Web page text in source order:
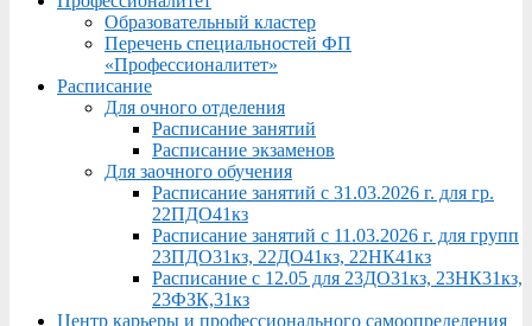
Образовательный кластер
Перечень специальностей ФП
«Профессионалитет»
Расписание
Для очного отделения
Расписание занятий
Расписание экзаменов
Для заочного обучения
Расписание занятий с 31.03.2026 г. для гр.
22ПДО41кз
Расписание занятий с 11.03.2026 г. для групп
23ПДО31кз, 22ДО41кз, 22НК41кз
Расписание с 12.05 для 23ДО31кз, 23НК31кз,
23ФЗК,31кз
Центр карьеры и профессионального самоопределения